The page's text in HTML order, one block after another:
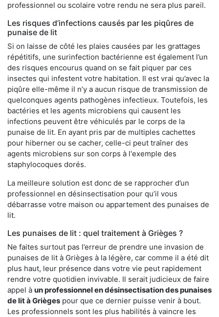
professionnel ou scolaire votre rendu ne sera plus pareil.
Les risques d’infections causés par les piqûres de
punaise de lit
Si on laisse de côté les plaies causées par les grattages
répétitifs, une surinfection bactérienne est également l’un
des risques encourus quand on se fait piquer par ces
insectes qui infestent votre habitation. Il est vrai qu’avec la
piqûre elle-même il n’y a aucun risque de transmission de
quelconques agents pathogènes infectieux. Toutefois, les
bactéries et les agents microbiens qui causent les
infections peuvent être véhiculés par le corps de la
punaise de lit. En ayant pris par de multiples cachettes
pour hiberner ou se cacher, celle-ci peut traîner des
agents microbiens sur son corps à l'exemple des
staphylocoques dorés.
La meilleure solution est donc de se rapprocher d’un
professionnel en désinsectisation pour qu’il vous
débarrasse votre maison ou appartement des punaises de
lit.
Les punaises de lit : quel traitement à Grièges ?
Ne faites surtout pas l’erreur de prendre une invasion de
punaises de lit à Grièges à la légère, car comme il a été dit
plus haut, leur présence dans votre vie peut rapidement
rendre votre quotidien invivable. Il serait judicieux de faire
appel à un professionnel en désinsectisation des punaises
de lit à Grièges pour que ce dernier puisse venir à bout.
Les professionnels sont les plus habilités à vaincre les